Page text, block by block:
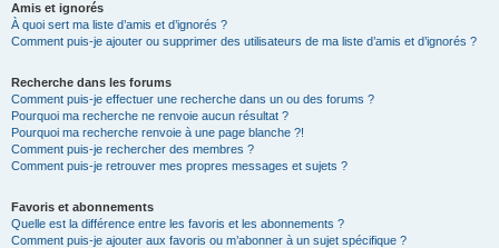
Amis et ignorés
À quoi sert ma liste d’amis et d’ignorés ?
Comment puis-je ajouter ou supprimer des utilisateurs de ma liste d’amis et d’ignorés ?
Recherche dans les forums
Comment puis-je effectuer une recherche dans un ou des forums ?
Pourquoi ma recherche ne renvoie aucun résultat ?
Pourquoi ma recherche renvoie à une page blanche ?!
Comment puis-je rechercher des membres ?
Comment puis-je retrouver mes propres messages et sujets ?
Favoris et abonnements
Quelle est la différence entre les favoris et les abonnements ?
Comment puis-je ajouter aux favoris ou m’abonner à un sujet spécifique ?